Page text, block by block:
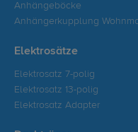
Anhängeböcke
Anhängerkupplung
Elektrosätze
Elektrosatz 7-polig
Elektrosatz 13-polig
Elektrosatz Adapter